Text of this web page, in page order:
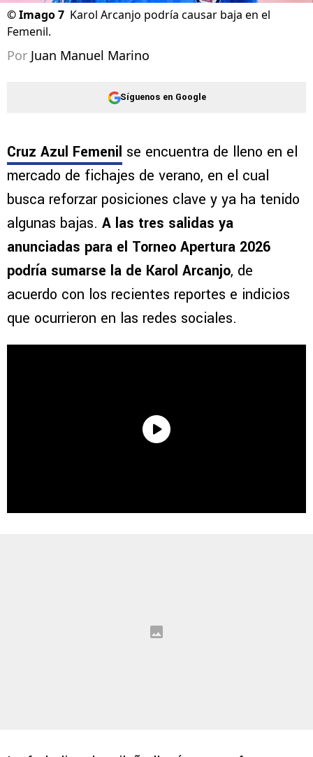
©Imago 7 Karol Arcanjo podría causar baja en el
Femenil.
Por Juan Manuel Marino
Síguenos en Google
Cruz Azul Femenil se encuentra de lleno en el
mercado de fichajes de verano, en el cual
busca reforzar posiciones clave y ya ha tenido
algunas bajas. A las tres salidas ya
anunciadas para el Torneo Apertura 2026
podría sumarse la de Karol Arcanjo, de
acuerdo con los recientes reportes e indicios
que ocurrieron en las redes sociales.